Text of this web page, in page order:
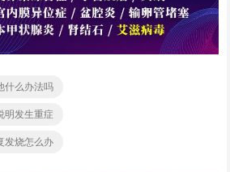
什么办法吗
明发生重症
发烧怎么办